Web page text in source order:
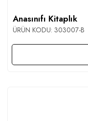
Anasınıfı Kitaplık
ÜRÜN KODU: 303007-B